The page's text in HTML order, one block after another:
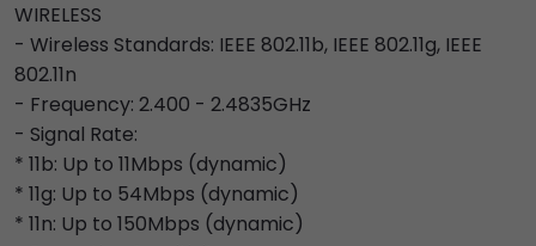
WIRELESS
- Wireless Standards: IEEE 802.11b, IEEE 802.11g, IEEE
802.11n
- Frequency: 2.400 - 2.4835GHz
- Signal Rate:
* 11b: Up to 11Mbps (dynamic)
* 11g: Up to 54Mbps (dynamic)
* 11n: Up to 150Mbps (dynamic)